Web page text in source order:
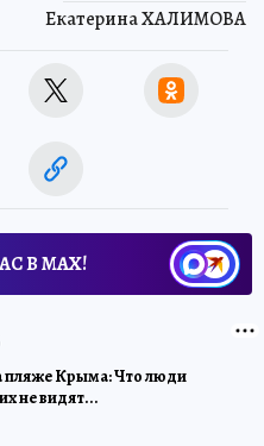
Екатерина ХАЛИМОВА
В МАХ!
пляже Крыма: Что люди
не видят...